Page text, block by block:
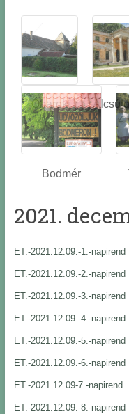
Óbarok
z
Bodmér
2021.
ET.-2021.12.09.-1.-napirend
ET.-2021.12.09.-2.-napirend
ET.-2021.12.09.-3.-napirend
ET.-2021.12.09.-4.-napirend
ET.-2021.12.09.-5.-napirend
ET.-2021.12.09.-6.-napirend
ET.-2021.12.09-7.-napirend
ET.-2021.12.09.-8.-napirend